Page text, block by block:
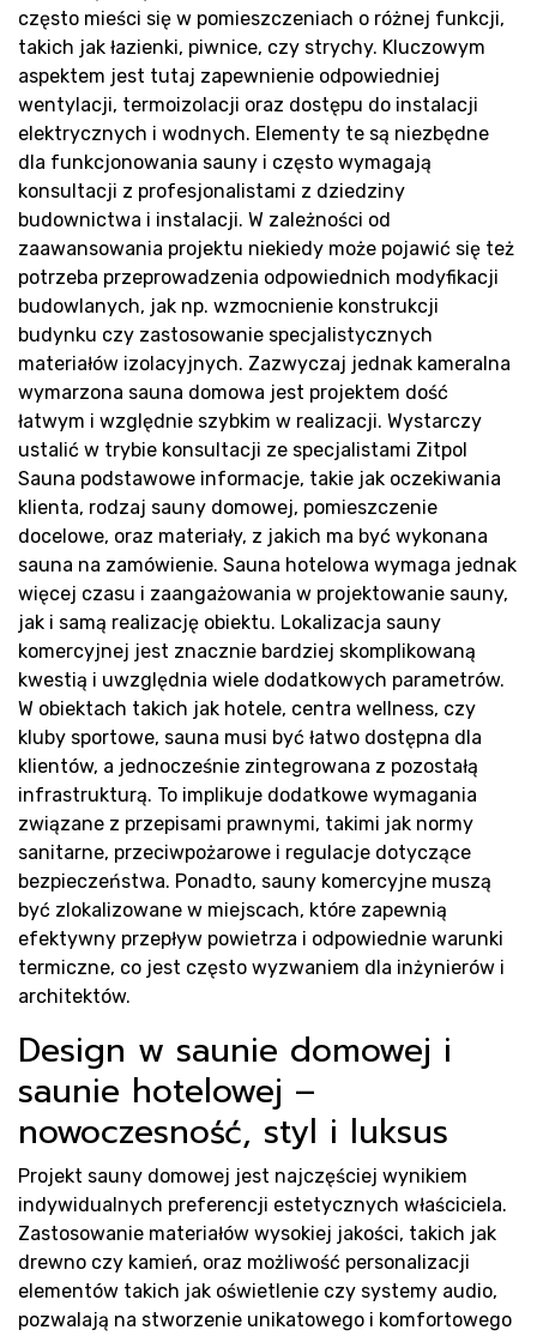
często mieści się w pomieszczeniach o różnej funkcji,
takich jak łazienki, piwnice, czy strychy. Kluczowym
aspektem jest tutaj zapewnienie odpowiedniej
wentylacji, termoizolacji oraz dostępu do instalacji
elektrycznych i wodnych. Elementy te są niezbędne
dla funkcjonowania sauny i często wymagają
konsultacji z profesjonalistami z dziedziny
budownictwa i instalacji. W zależności od
zaawansowania projektu niekiedy może pojawić się też
potrzeba przeprowadzenia odpowiednich modyfikacji
budowlanych, jak np. wzmocnienie konstrukcji
budynku czy zastosowanie specjalistycznych
materiałów izolacyjnych. Zazwyczaj jednak kameralna
wymarzona sauna domowa jest projektem dość
łatwym i względnie szybkim w realizacji. Wystarczy
ustalić w trybie konsultacji ze specjalistami Zitpol
Sauna podstawowe informacje, takie jak oczekiwania
klienta, rodzaj sauny domowej, pomieszczenie
docelowe, oraz materiały, z jakich ma być wykonana
sauna na zamówienie. Sauna hotelowa wymaga jednak
więcej czasu i zaangażowania w projektowanie sauny,
jak i samą realizację obiektu. Lokalizacja sauny
komercyjnej jest znacznie bardziej skomplikowaną
kwestią i uwzględnia wiele dodatkowych parametrów.
W obiektach takich jak hotele, centra wellness, czy
kluby sportowe, sauna musi być łatwo dostępna dla
klientów, a jednocześnie zintegrowana z pozostałą
infrastrukturą. To implikuje dodatkowe wymagania
związane z przepisami prawnymi, takimi jak normy
sanitarne, przeciwpożarowe i regulacje dotyczące
bezpieczeństwa. Ponadto, sauny komercyjne muszą
być zlokalizowane w miejscach, które zapewnią
efektywny przepływ powietrza i odpowiednie warunki
termiczne, co jest często wyzwaniem dla inżynierów i
architektów.
Design w saunie domowej i
saunie hotelowej –
nowoczesność, styl i luksus
Projekt sauny domowej jest najczęściej wynikiem
indywidualnych preferencji estetycznych właściciela.
Zastosowanie materiałów wysokiej jakości, takich jak
drewno czy kamień, oraz możliwość personalizacji
elementów takich jak oświetlenie czy systemy audio,
pozwalają na stworzenie unikatowego i komfortowego